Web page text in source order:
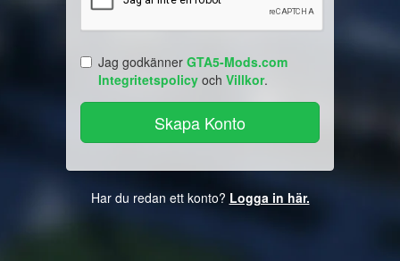
Jag godkänner GTA5-Mods.com
Integritetspolicy och Villkor.
Har du redan ett konto? Logga in här.